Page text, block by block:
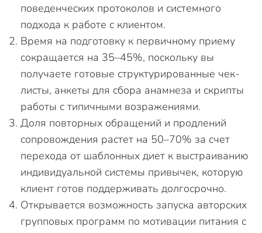
поведенческих протоколов и системного
подхода к работе с клиентом.
Время на подготовку к первичному приему
сокращается на 35–45%, поскольку вы
получаете готовые структурированные чек-
листы, анкеты для сбора анамнеза и скрипты
работы с типичными возражениями.
Доля повторных обращений и продлений
сопровождения растет на 50–70% за счет
перехода от шаблонных диет к выстраиванию
индивидуальной системы привычек, которую
клиент готов поддерживать долгосрочно.
Открывается возможность запуска авторских
групповых программ по мотивации питания с